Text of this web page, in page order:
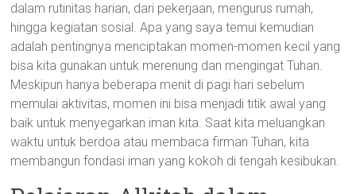
dalam rutinitas harian, dari pekerjaan, mengurus rumah,
hingga kegiatan sosial. Apa yang saya temui kemudian
adalah pentingnya menciptakan momen-momen kecil yang
bisa kita gunakan untuk merenung dan mengingat Tuhan.
Meskipun hanya beberapa menit di pagi hari sebelum
memulai aktivitas, momen ini bisa menjadi titik awal yang
baik untuk menyegarkan iman kita. Saat kita meluangkan
waktu untuk berdoa atau membaca firman Tuhan, kita
membangun fondasi iman yang kokoh di tengah kesibukan.